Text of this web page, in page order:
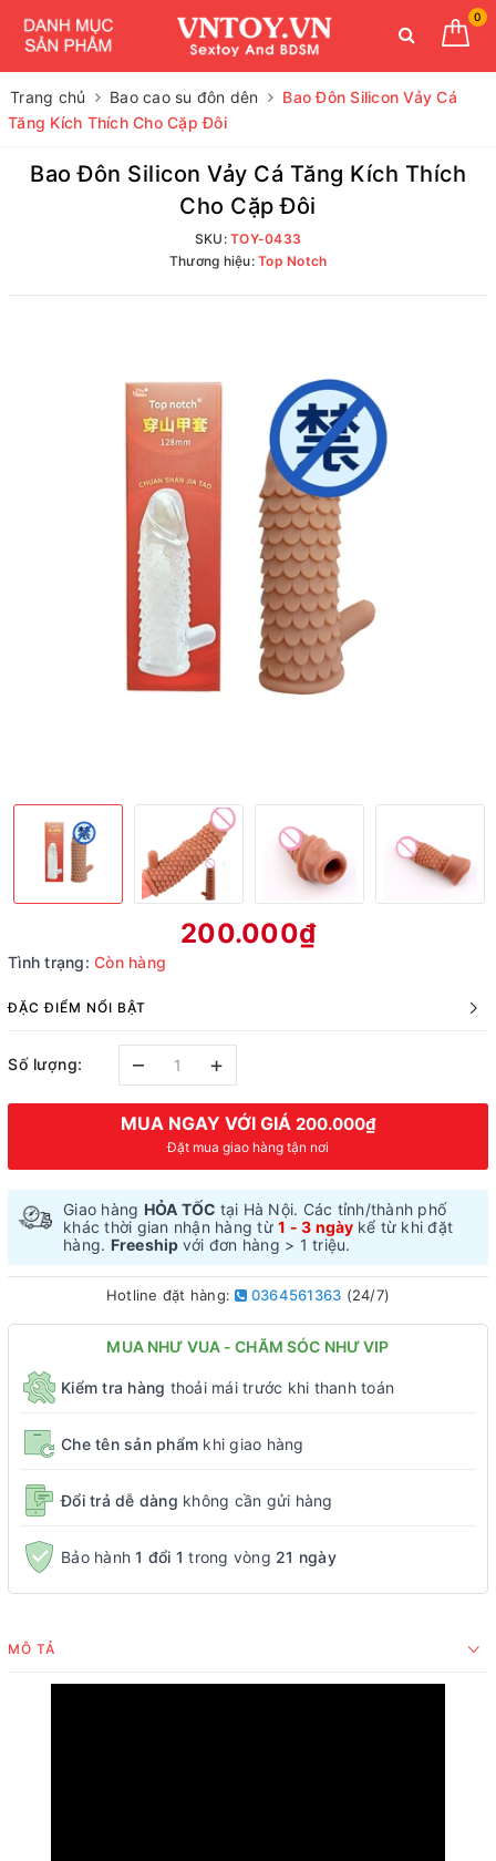
0
Trang chủ Bao cao su đôn dên
Bao Đôn Silicon Vảy Cá
Tăng Kích Thích Cho Cặp Đôi
Bao Đôn Silicon Vảy Cá Tăng Kích Thích
Cho Cặp Đôi
SKU:TOY-0433
Thương hiệu: Top Notch
200.000₫
Tình trạng: Còn hàng
ĐẶC ĐIỂM NỔI BẬT
Số lượng: – +
MUA NGAY VỚI GIÁ 200.000₫
Đặt mua giao hàng tận nơi
Giao hàng HỎA TỐC tại Hà Nội. Các tỉnh/thành phố
khác thời gian nhận hàng từ 1 - 3 ngày kể từ khi đặt
hàng. Freeship với đơn hàng > 1 triệu.
Hotline đặt hàng: 0364561363 (24/7)
MUA NHƯ VUA - CHĂM SÓC NHƯ VIP
Kiểm tra hàng thoải mái trước khi thanh toán
Che tên sản phẩm khi giao hàng
Đổi trả dễ dàng không cần gửi hàng
Bảo hành1 đổi 1 trong vòng 21 ngày
MÔ TẢ